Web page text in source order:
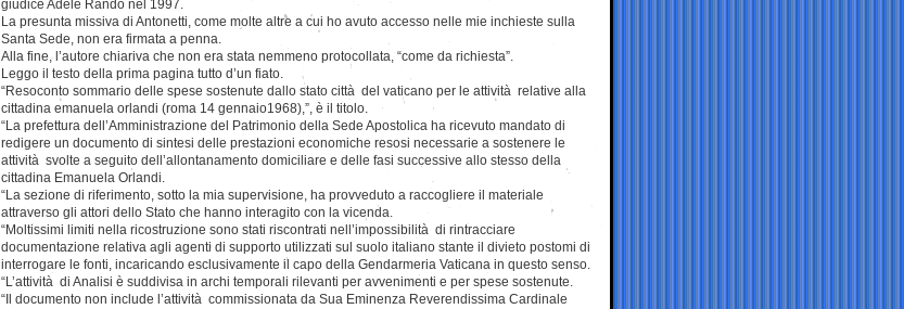
giudice Adele Rando nel 1997.
La presunta missiva di Antonetti, come molte altre a cui ho avuto accesso nelle mie inchieste sulla
Santa Sede, non era firmata a penna.
Alla fine, l’autore chiariva che non era stata nemmeno protocollata, “come da richiesta”.
Leggo il testo della prima pagina tutto d’un fiato.
“Resoconto sommario delle spese sostenute dallo stato città del vaticano per le attività relative alla
cittadina emanuela orlandi (roma 14 gennaio1968),”, è il titolo.
“La prefettura dell’Amministrazione del Patrimonio della Sede Apostolica ha ricevuto mandato di
redigere un documento di sintesi delle prestazioni economiche resosi necessarie a sostenere le
attività svolte a seguito dell’allontanamento domiciliare e delle fasi successive allo stesso della
cittadina Emanuela Orlandi.
“La sezione di riferimento, sotto la mia supervisione, ha provveduto a raccogliere il materiale
attraverso gli attori dello Stato che hanno interagito con la vicenda.
“Moltissimi limiti nella ricostruzione sono stati riscontrati nell’impossibilità di rintracciare
documentazione relativa agli agenti di supporto utilizzati sul suolo italiano stante il divieto postomi di
interrogare le fonti, incaricando esclusivamente il capo della Gendarmeria Vaticana in questo senso.
“L’attività di Analisi è suddivisa in archi temporali rilevanti per avvenimenti e per spese sostenute.
“Il documento non include l’attività commissionata da Sua Eminenza Reverendissima Cardinale